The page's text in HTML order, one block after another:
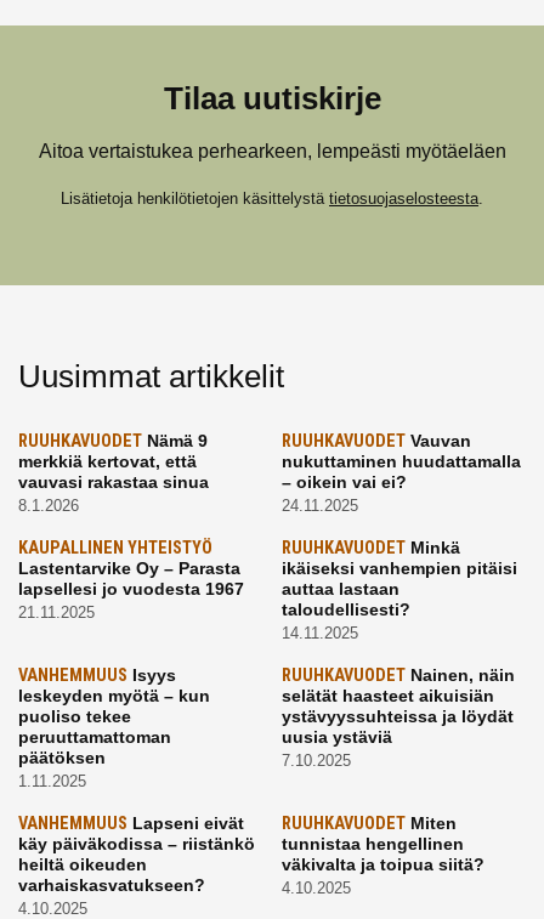
Tilaa uutiskirje
Aitoa vertaistukea perhearkeen, lempeästi myötäeläen
Lisätietoja henkilötietojen käsittelystä tietosuojaselosteesta
Uusimmat artikkelit
RUUHKAVUODET Nämä 9
merkkiä kertovat, että
vauvasi rakastaa sinua
8.1.2026
RUUHKAVUODETVauvan
nukuttaminen huudattamalla
– oikein vai ei?
24.11.2025
KAUPALLINEN YHTEISTYÖ
Lastentarvike Oy – Parasta
lapsellesi jo vuodesta 1967
21.11.2025
RUUHKAVUODETMinkä
ikäiseksi vanhempien pitäisi
auttaa lastaan
taloudellisesti?
14.11.2025
VANHEMMUUS Isyys
leskeyden myötä – kun
puoliso tekee
peruuttamattoman
päätöksen
1.11.2025
RUUHKAVUODETNainen, näin
selätät haasteet aikuisiän
ystävyyssuhteissa ja löydät
uusia ystäviä
7.10.2025
VANHEMMUUS Lapseni eivät
käy päiväkodissa – riistänkö
heiltä oikeuden
varhaiskasvatukseen?
4.10.2025
RUUHKAVUODETMiten
tunnistaa hengellinen
väkivalta ja toipua siitä?
4.10.2025